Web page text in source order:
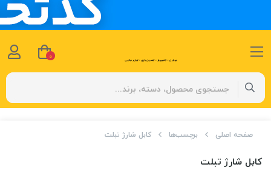
صفحه اصلی برچسب‌ها کابل شارژ تبلت
کابل شارژ تبلت
0